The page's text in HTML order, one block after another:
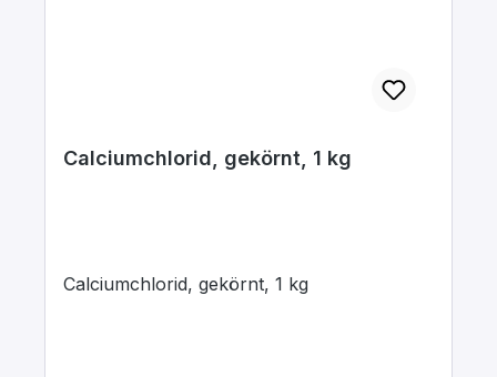
Calciumchlorid, gekörnt, 1 kg
Calciumchlorid, gekörnt, 1 kg